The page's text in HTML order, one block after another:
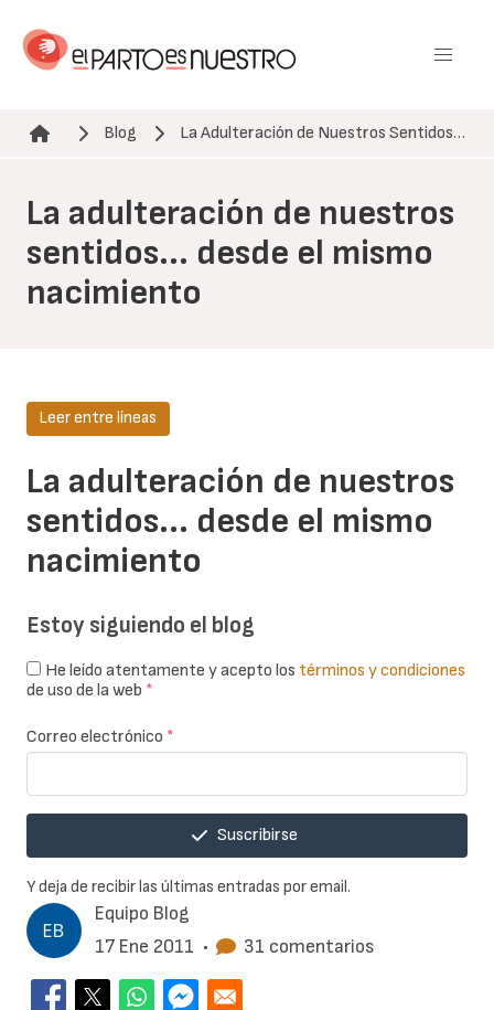
contenido
Ruta de navegación
Blog La Adulteración de Nuestros Sentidos…
La adulteración de nuestros
sentidos... desde el mismo
nacimiento
Equipo Blog
17 Ene 2011 • 31 comentarios
La adulteración de nuestros
sentidos... desde el mismo
nacimiento
Leer entre líneas
Estoy siguiendo el blog
He leído atentamente y acepto los términos y condiciones
de uso de la web *
Correo electrónico *
Suscribirse
Y deja de recibir las últimas entradas por email.